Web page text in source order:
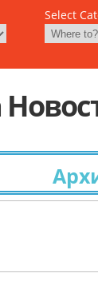
Select